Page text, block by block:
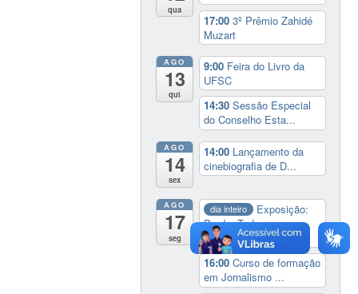
qua
17:003º Prêmio Zahidé
Muzart
AGO
13
qui
9:00 Feira do Livro da
UFSC
14:30Sessão Especial
do Conselho Esta...
AGO
14
sex
14:00 Lançamento da
cinebiografia de D...
AGO
17
seg
dia inteiro
Exposição:
Perder Tudo.
Novament...
16:00Curso de formação
em Jornalismo ...